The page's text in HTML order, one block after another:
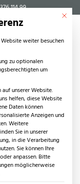
114 99
Mit
weiter besuchen
zu optionalen
um
unserer Website.
helfen, diese Website
Daten können
Anzeigen und
Weitere
Sie in unserer
in die Verarbeitung
Sie können Ihre
anpassen.Bitte
möglicherweise